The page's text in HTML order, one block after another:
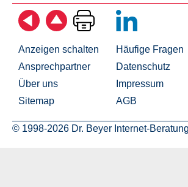
Anzeigen schalten
Ansprechpartner
Über uns
Sitemap
Häufige Fragen
Datenschutz
Impressum
AGB
© 1998-2026 Dr. Beyer Internet-Beratung